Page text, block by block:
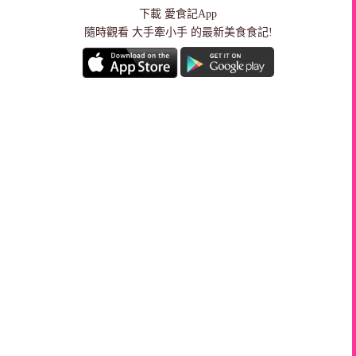
下載 愛食記App
隨時觀看 大手牽小手 的最新美食食記!